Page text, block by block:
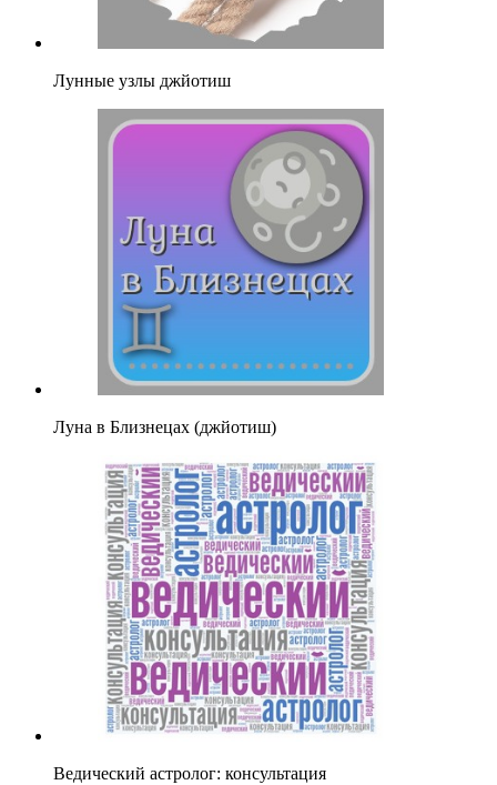
Лунные узлы джйотиш
Луна в Близнецах (джйотиш)
Ведический астролог: консультация